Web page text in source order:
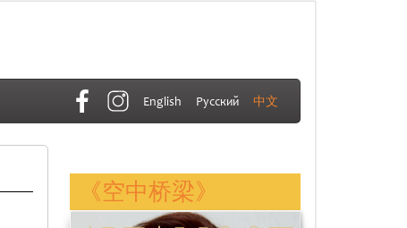
English Русский 中文
《空中桥梁》